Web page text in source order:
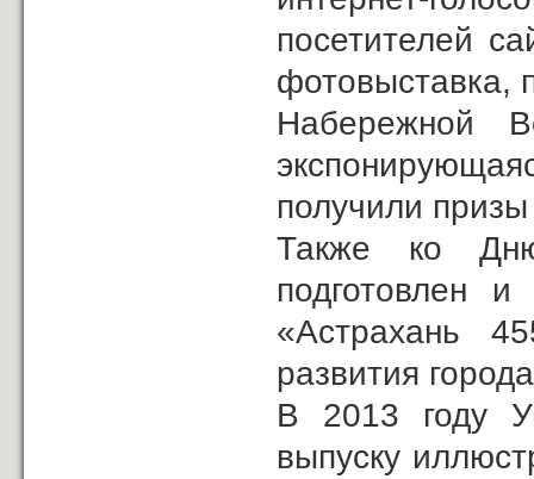
посетителей
фотовыставка,
Набережной
получили
Также ко
подготовлен
«Астрахань
развития
В 2013 году
выпуску